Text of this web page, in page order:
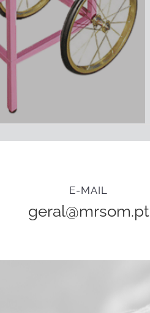
E-MAIL
geral@mrsom.pt